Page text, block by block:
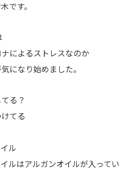
です。
によるストレスなのか
になり始めました。
る？
てる
ル
ルはアルガンオイルが入ってい